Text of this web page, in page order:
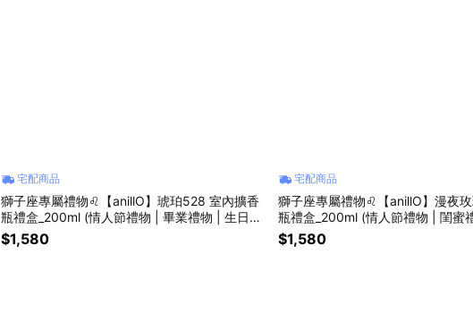
宅配商品
獅子座專屬禮物♌【anillO】琥珀528 室內擴香
瓶禮盒_200ml (情人節禮物 | 畢業禮物 | 生日禮
物🎁)
$1,580
宅配商品
獅子座專屬禮物♌【anillO】漫夜
瓶禮盒_200ml (情人節禮物 | 閨蜜
物🎁)
$1,580